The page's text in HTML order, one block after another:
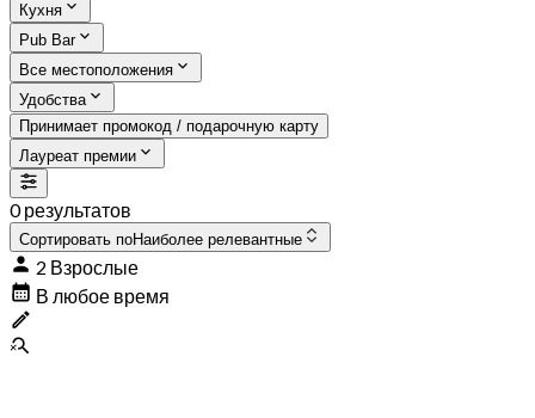
Кухня
Pub Bar
Все местоположения
Удобства
Принимает промокод / подарочную карту
Лауреат премии
0 результатов
Сортировать поНаиболее релевантные
2 Взрослые
В любое время